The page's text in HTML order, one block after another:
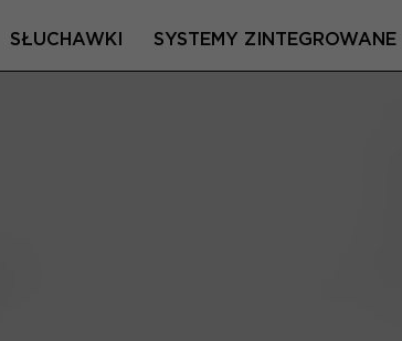
SŁUCHAWKI SYSTEMY ZINTEGROWANE